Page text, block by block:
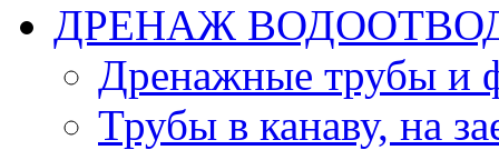
ДРЕНАЖ
Дренажные трубы и
Трубы в канаву, на